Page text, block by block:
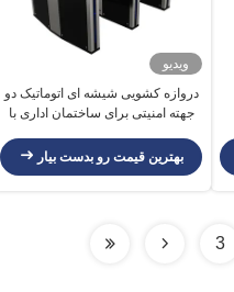
ویدیو
دروازه کشویی شیشه ای اتوماتیک دو
جهته امنیتی برای ساختمان اداری با
بهترین قیمت رو بدست بیار
3